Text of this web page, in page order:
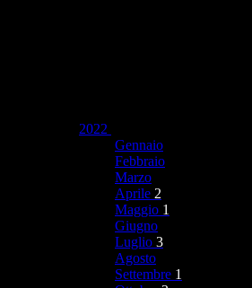
2022
Gennaio
Febbraio
Marzo
Aprile 2
Maggio 1
Giugno
Luglio 3
Agosto
Settembre 1